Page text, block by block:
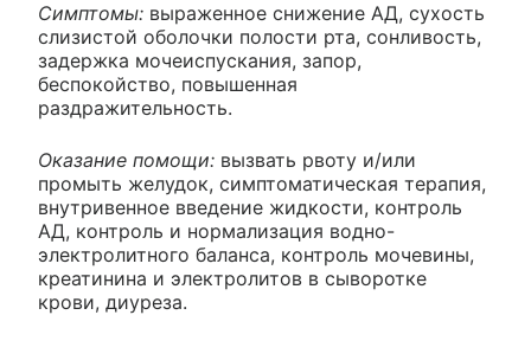
Симптомы: выраженное снижение АД, сухость
слизистой оболочки полости рта, сонливость,
задержка мочеиспускания, запор,
беспокойство, повышенная
раздражительность.
Оказание помощи: вызвать рвоту и/или
промыть желудок, симптоматическая терапия,
внутривенное введение жидкости, контроль
АД, контроль и нормализация водно-
электролитного баланса, контроль мочевины,
креатинина и электролитов в сыворотке
крови, диуреза.